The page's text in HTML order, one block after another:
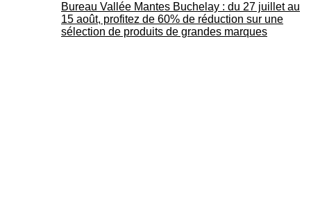
Bureau Vallée Mantes Buchelay : du 27 juillet au
15 août, profitez de 60% de réduction sur une
sélection de produits de grandes marques